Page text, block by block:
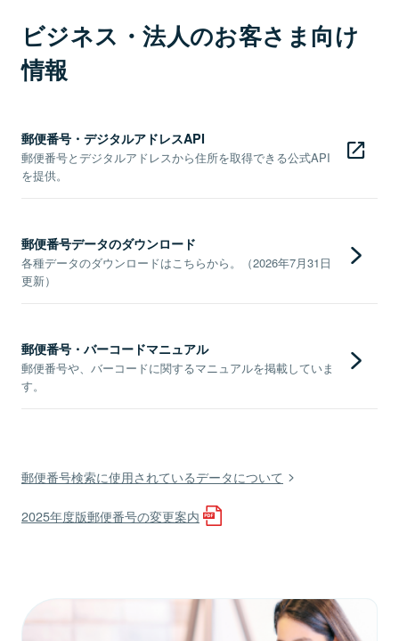
ビジネス・法人のお客さま向け
情報
郵便番号・デジタルアドレスAPI
郵便番号とデジタルアドレスから住所を取得できる公式API
を提供。
郵便番号データのダウンロード
各種データのダウンロードはこちらから。（2026年7月31日
更新）
郵便番号・バーコードマニュアル
郵便番号や、バーコードに関するマニュアルを掲載していま
す。
郵便番号検索に使用されているデータについて
2025年度版郵便番号の変更案内